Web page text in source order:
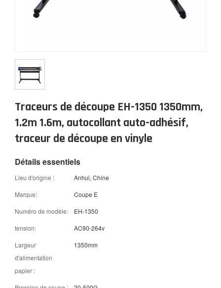
Traceurs de découpe EH-1350 1350mm,
1.2m 1.6m, autocollant auto-adhésif,
traceur de découpe en vinyle
Détails essentiels
Lieu d'origine :
Anhui, Chine
Marque:
Coupe E
Numéro de modèle:
EH-1350
tension:
AC90-264v
Largeur
d'alimentation
papier :
1350mm